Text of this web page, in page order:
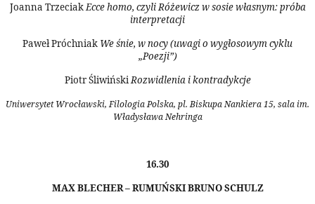
Joanna TrzeciakEcce homo, czyli Różewicz w sosie własnym: próba
interpretacji
Paweł Próchniak We śnie, w nocy (uwagi o wygłosowym cyklu
„Poezji”)
Piotr ŚliwińskiRozwidlenia i kontradykcje
Uniwersytet Wrocławski, Filologia Polska, pl. Biskupa Nankiera 15, sala im.
Władysława Nehringa
16.30
MAX BLECHER – RUMUŃSKI BRUNO SCHULZ